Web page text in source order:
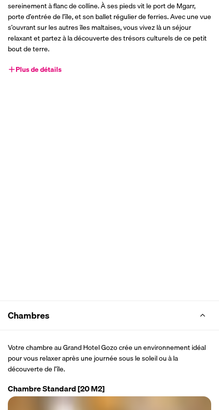
sereinement à flanc de colline. À ses pieds vit le port de Mgarr,
porte d’entrée de l’île, et son ballet régulier de ferries. Avec une vue
s’ouvrant sur les autres îles maltaises, vous vivez là un séjour
relaxant et partez à la découverte des trésors culturels de ce petit
bout de terre.
Plus de détails
Chambres
Votre chambre au Grand Hotel Gozo crée un environnement idéal
pour vous relaxer après une journée sous le soleil ou à la
découverte de l’île.
Chambre Standard[20 M2]